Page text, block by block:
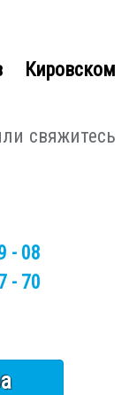
Кировском
свяжитесь
- 08
- 70